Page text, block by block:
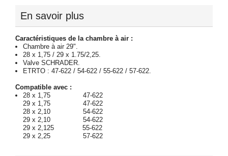
En savoir plus
Caractéristiques de la chambre à air :
Chambre à air 29".
28 x 1,75 / 29 x 1.75/2,25.
Valve SCHRADER.
ETRTO : 47-622 / 54-622 / 55-622 / 57-622.
Compatible avec :
28 x 1,75 47-622
29 x 1,75 47-622
28 x 2,10 54-622
29 x 2,10 54-622
29 x 2,125 55-622
29 x 2,25 57-622